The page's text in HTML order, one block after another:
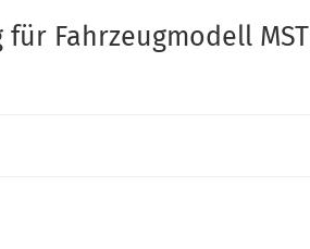
Fahrzeugmodell MST